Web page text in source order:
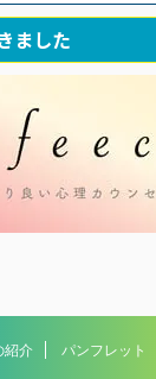
ました
紹介 パンフレット